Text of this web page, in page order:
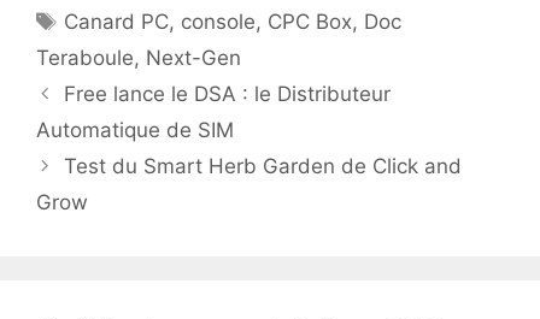
Étiquettes
Canard PC, console, CPC Box, Doc
Teraboule, Next-Gen
Free lance le DSA : le Distributeur
Automatique de SIM
Test du Smart Herb Garden de Click and
Grow